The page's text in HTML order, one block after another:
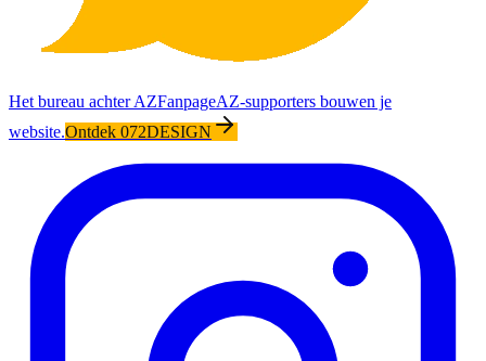
Het bureau achter AZFanpageAZ-supporters bouwen je
website.Ontdek 072DESIGN